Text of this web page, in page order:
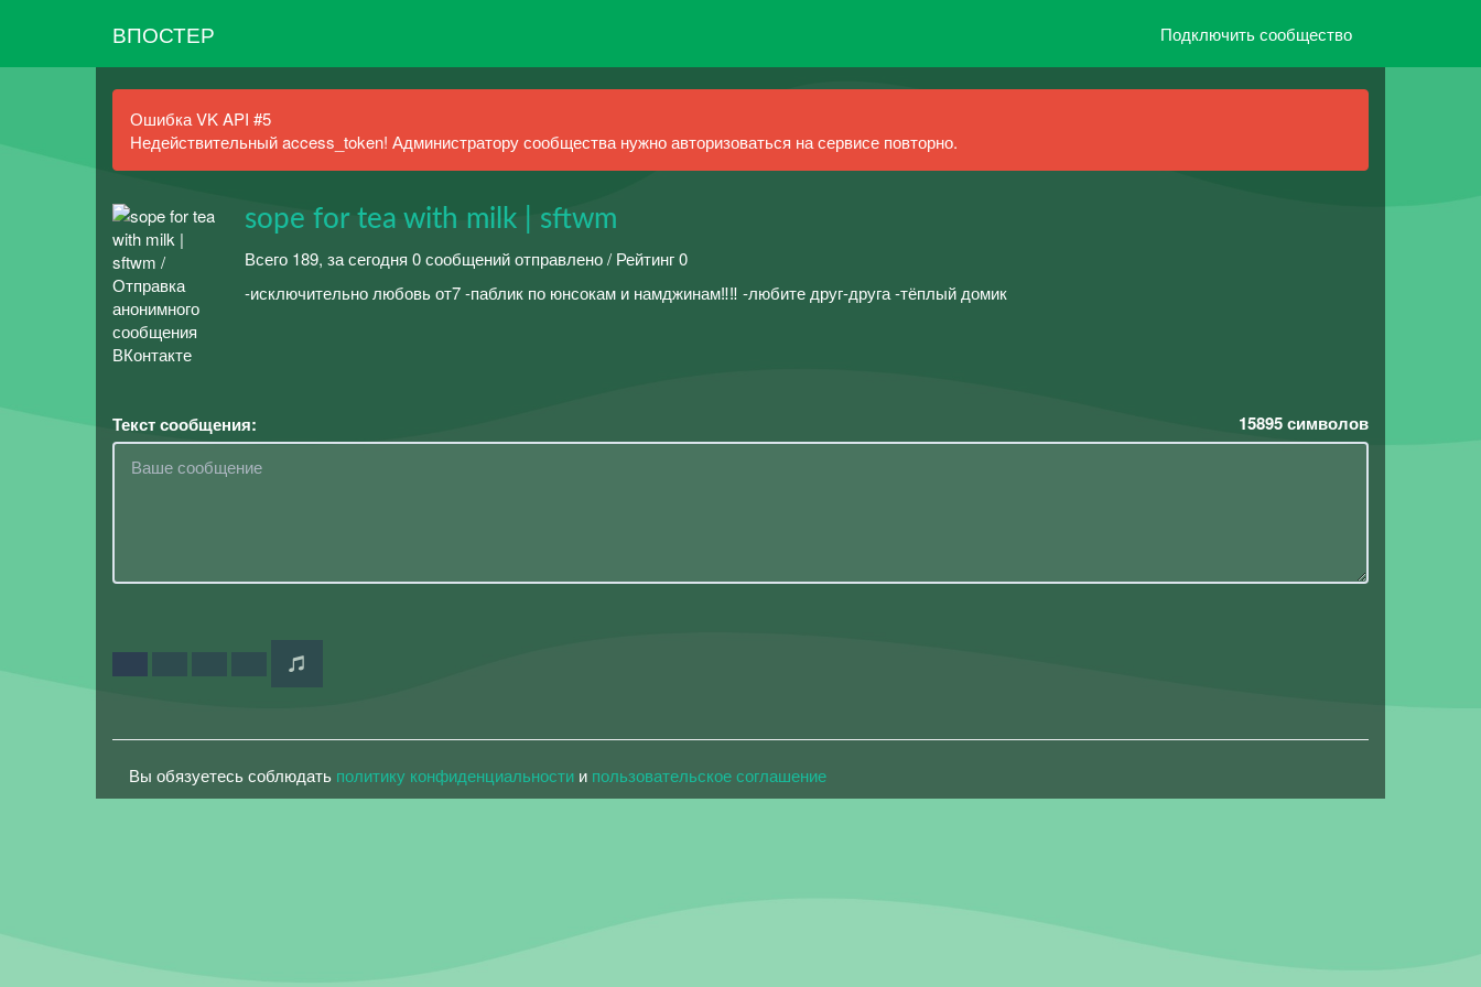
ВПОСТЕР Подключить сообщество
Ошибка VK API #5
Недействительный access_token! Администратору сообщества нужно авторизоваться на сервисе повторно.
sope for tea with milk | sftwm
Всего 189, за сегодня 0 сообщений отправлено / Рейтинг 0
-исключительно любовь от7 -паблик по юнсокам и намджинам‼️‼️ -любите друг-друга -тёплый домик
Текст сообщения: 15895символов
Вы обязуетесь соблюдать политику конфиденциальности и пользовательское соглашение